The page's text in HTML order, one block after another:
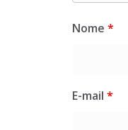
Nome *
E-mail *